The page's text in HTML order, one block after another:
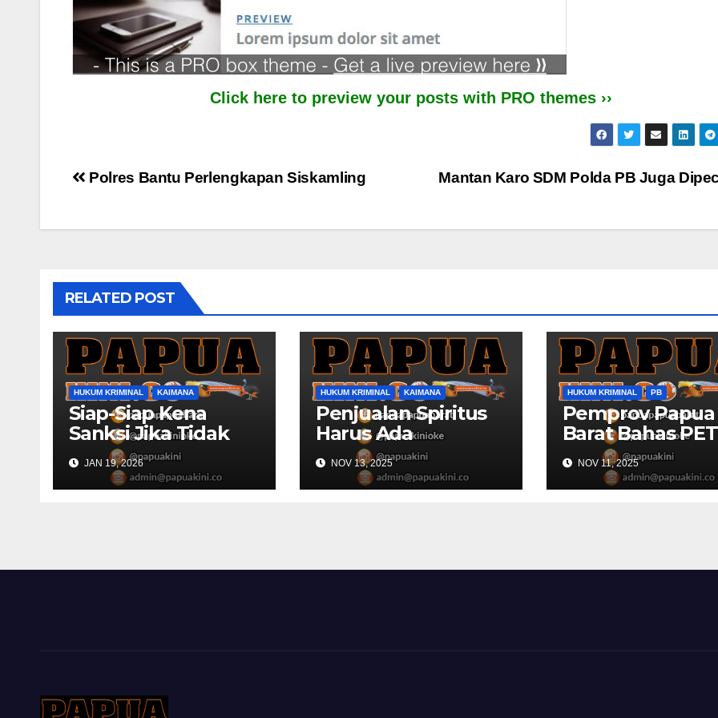
Click here to preview your posts with PRO themes ››
Post
Mantan Karo SDM Polda PB Juga
Polres Bantu Perlengkapan Siskamling
RELATED POST
HUKUM KRIMINAL KAIMANA
Siap-Siap Kena
Sanksi Jika Tidak
Publikasikan Dana
Desa
JAN 19, 2026
HUKUM KRIMINAL KAIMANA
Penjualan Spiritus
Harus Ada
Rekomendasi
Polsek Kaimana
NOV 13, 2025
HUKUM KRIMINAL PB
Pemprov Papua
Barat Bahas
Dengan Komisi
NOV 11, 2025